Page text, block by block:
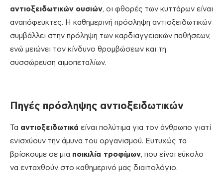
αντιοξειδωτικών ουσιών, οι φθορές των κυττάρων είναι
αναπόφευκτες. Η καθημερινή πρόσληψη αντιοξειδωτικών
συμβάλλει στην πρόληψη των καρδιαγγειακών παθήσεων,
ενώ μειώνει τον κίνδυνο θρομβώσεων και τη
συσσώρευση αιμοπεταλίων.
Πηγές πρόσληψης αντιοξειδωτικών
Τα αντιοξειδωτικά είναι πολύτιμα για τον άνθρωπο γιατί
ενισχύουν την άμυνα του οργανισμού. Ευτυχώς τα
βρίσκουμε σε μια ποικιλία τροφίμων, που είναι εύκολο
να ενταχθούν στο καθημερινό μας διαιτολόγιο.